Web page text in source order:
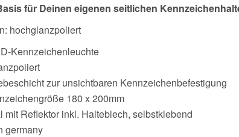
für Deinen eigenen seitlichen
hochglanzpoliert
Kennzeichenleuchte
zur unsichtbaren Kennzeichenbefestigung
180 x 200mm
mit Reflektor inkl. Halteblech, selbstklebend
germany